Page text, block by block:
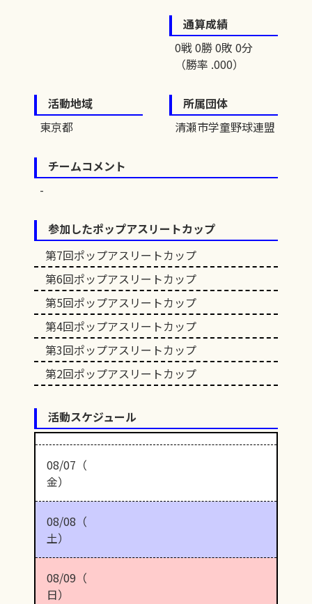
通算成績
0戦 0勝 0敗 0分
（勝率 .000）
活動地域
東京都
所属団体
清瀬市学童野球連盟
チームコメント
参加したポップアスリートカップ
第7回ポップアスリートカップ
第6回ポップアスリートカップ
第5回ポップアスリートカップ
第4回ポップアスリートカップ
第3回ポップアスリートカップ
第2回ポップアスリートカップ
活動スケジュール
08/07（
金）
08/08（
土）
08/09（
日）